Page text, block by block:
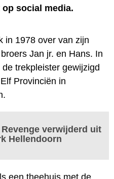
social media.
in 1978 over van zijn
Jan jr. en Hans. In
trekpleister gewijzigd
Provinciën in
verwijderd uit
Hellendoorn
een theehuis met de